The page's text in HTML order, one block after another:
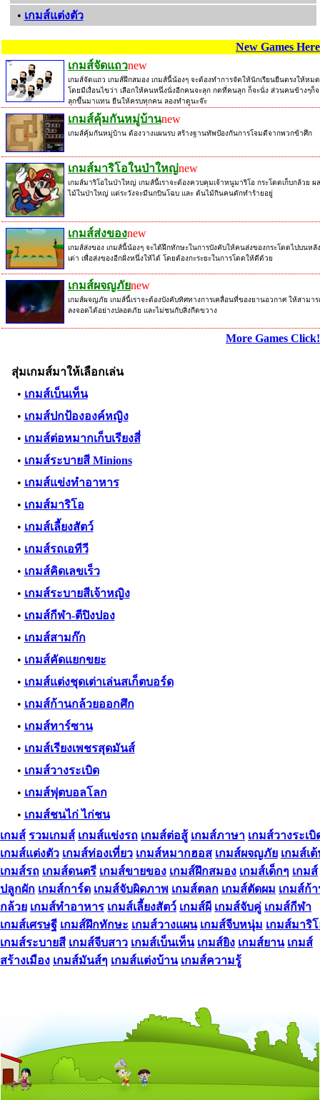
• เกมส์แต่งตัว
New Games
เกมส์จัดแถวnew
เกมส์จัดแถว เกมส์ฝึกสมอง เกมส์นี้น้องๆ จะต้องทำการจัดให้นักเรียนยืนตรงให้หมด
โดยมีเงื่อนไขว่า เลือกให้คนหนึ่งนั่งอีกคนจะลุก กดที่คนลุก ก็จะนั่ง ส่วนคนข้างๆก็จ
ลุกขึ้นมาแทน ยืนให้ครบทุกคน ลองทำดูนะจ๊ะ
เกมส์คุ้มกันหมู่บ้านnew
เกมส์คุ้มกันหมู่บ้าน ต้องวางแผนรบ สร้างฐานทัพป้องกันการโจมตีจากพวกข้าศึก
เกมส์มาริโอในป่าใหญ่new
เกมส์มาริโอในป่าใหญ่ เกมส์นี้เราจะต้องควบคุมเจ้าหนูมาริโอ กระโดดเก็บกล้วย ผล
ไม้ในป่าใหญ่ แต่ระวังจะมีนกบินโฉบ และ ต้นไม้กินคนดักทำร้ายอยู่
เกมส์ส่งของnew
เกมส์ส่งของ เกมส์นี้น้องๆ จะได้ฝึกทักษะในการบังคับให้คนส่งของกระโดดไปบนหลัง
เต่า เพื่อส่งของอีกฝั่งหนึ่งให้ได้ โดยต้องกะระยะในการโดดให้ดีด้วย
เกมส์ผจญภัยnew
เกมส์ผจญภัย เกมส์นี้เราจะต้องบังคับทิศทางการเคลื่อนที่ของยานอวกาศ ให้สามาร
ลงจอดได้อย่างปลอดภัย และไม่ชนกับสิ่งกีดขวาง
More Games
สุ่มเกมส์มาให้เลือกเล่น
• เกมส์เบ็นเท็น
• เกมส์ปกป้ององค์หญิง
• เกมส์ต่อหมากเก็บเรียงสี่
• เกมส์ระบายสี Minions
• เกมส์แข่งทำอาหาร
• เกมส์มาริโอ
• เกมส์เลี้ยงสัตว์
• เกมส์รถเอทีวี
• เกมส์คิดเลขเร็ว
• เกมส์ระบายสีเจ้าหญิง
• เกมส์กีฬา-ตีปิงปอง
• เกมส์สามก๊ก
• เกมส์คัดแยกขยะ
• เกมส์แต่งชุดเต่าเล่นสเก็ตบอร์ด
• เกมส์ก้านกล้วยออกศึก
• เกมส์ทาร์ซาน
• เกมส์เรียงเพชรสุดมันส์
• เกมส์วางระเบิด
• เกมส์ฟุตบอลโลก
• เกมส์ชนไก่ ไก่ชน
เกมส์ รวมเกมส์ เกมส์แข่งรถ เกมส์ต่อสู้ เกมส์ภาษา เกมส์วางระเบิ
เกมส์แต่งตัว เกมส์ท่องเที่ยว เกมส์หมากฮอส เกมส์ผจญภัย เกมส์เ
เกมส์รถ เกมส์ดนตรี เกมส์ขายของ เกมส์ฝึกสมอง เกมส์เด็กๆ เกมส์
ปลูกผัก เกมส์การ์ด เกมส์จับผิดภาพ เกมส์ตลก เกมส์ตัดผม เกมส์ก้
กล้วย เกมส์ทําอาหาร เกมส์เลี้ยงสัตว์ เกมส์ผี เกมส์จับคู่ เกมส์กีฬา
เกมส์เศรษฐี เกมส์ฝึกทักษะ เกมส์วางแผน เกมส์จีบหนุ่ม เกมส์มาริ
เกมส์ระบายสี เกมส์จีบสาว เกมส์เบ็นเท็น เกมส์ยิง เกมส์ยาน เกมส์
สร้างเมือง เกมส์มันส์ๆ เกมส์แต่งบ้าน เกมส์ความรู้